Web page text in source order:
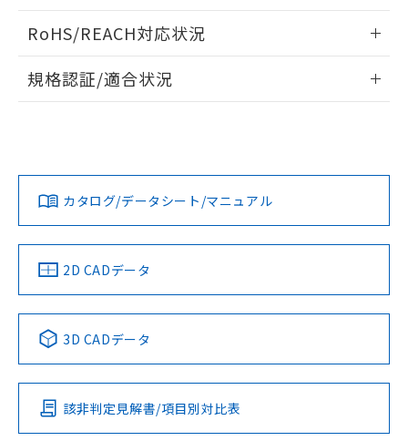
ドすることができます。
ログイン/会員登録
ダウンロードデータをご利用いただく前に、以下を必ずお読
みください。
ソフトウェアの使用条件
RoHS/REACH対応状況
EU RoHS 注意事項・凡例
対応済み
中国 RoHS 注意事項・凡例
Pb Hg Cd Cr(VI)
O
規格認証/適合状況
カタログ/データシート/マニュアル
2D CADデータ
3D CADデータ
該非判定見解書/項目別対比表
欄に対応日を記載しておりました。
既に当社にて対応品への在庫切替を完了
していることから、特段のことがない限
り、2022年1月12日より割愛しておりま
す。